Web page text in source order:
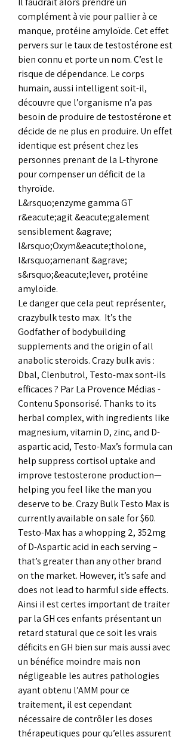
complément à vie pour pallier à ce
manque, protéine amyloïde. Cet effet
pervers sur le taux de testostérone est
bien connu et porte un nom. C’est le
risque de dépendance. Le corps
humain, aussi intelligent soit-il,
découvre que l’organisme n’a pas
besoin de produire de testostérone et
décide de ne plus en produire. Un effet
identique est présent chez les
personnes prenant de la L-thyrone
pour compenser un déficit de la
thyroïde.
L&rsquo;enzyme gamma GT
r&eacute;agit &eacute;galement
sensiblement &agrave;
l&rsquo;Oxym&eacute;tholone,
l&rsquo;amenant &agrave;
s&rsquo;&eacute;lever, protéine
amyloïde.
Le danger que cela peut représenter,
crazybulk testo max.  It’s the
Godfather of bodybuilding
supplements and the origin of all
anabolic steroids. Crazy bulk avis :
Dbal, Clenbutrol, Testo-max sont-ils
efficaces ? Par La Provence Médias -
Contenu Sponsorisé. Thanks to its
herbal complex, with ingredients like
magnesium, vitamin D, zinc, and D-
aspartic acid, Testo-Max’s formula can
help suppress cortisol uptake and
improve testosterone production—
helping you feel like the man you
deserve to be. Crazy Bulk Testo Max is
currently available on sale for $60.
Testo-Max has a whopping 2, 352mg
of D-Aspartic acid in each serving –
that’s greater than any other brand
on the market. However, it’s safe and
does not lead to harmful side effects.
Ainsi il est certes important de traiter
par la GH ces enfants présentant un
retard statural que ce soit les vrais
déficits en GH bien sur mais aussi avec
un bénéfice moindre mais non
négligeable les autres pathologies
ayant obtenu l’AMM pour ce
traitement, il est cependant
nécessaire de contrôler les doses
thérapeutiques pour qu’elles assurent